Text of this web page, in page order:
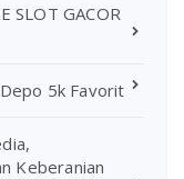
SLOT GACOR
5k Favorit
Keberanian